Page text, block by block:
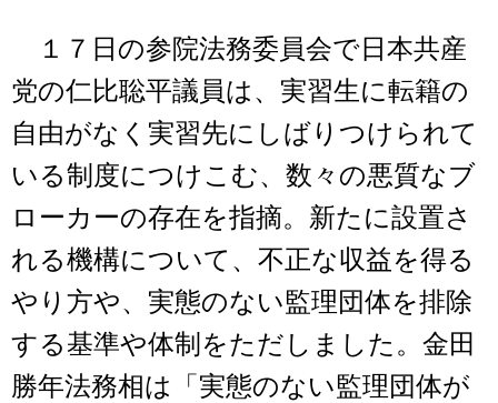
１７日の参院法務委員会で日本共産
党の仁比聡平議員は、実習生に転籍の
自由がなく実習先にしばりつけられて
いる制度につけこむ、数々の悪質なブ
ローカーの存在を指摘。新たに設置さ
れる機構について、不正な収益を得る
やり方や、実態のない監理団体を排除
する基準や体制をただしました。金田
勝年法務相は「実態のない監理団体が